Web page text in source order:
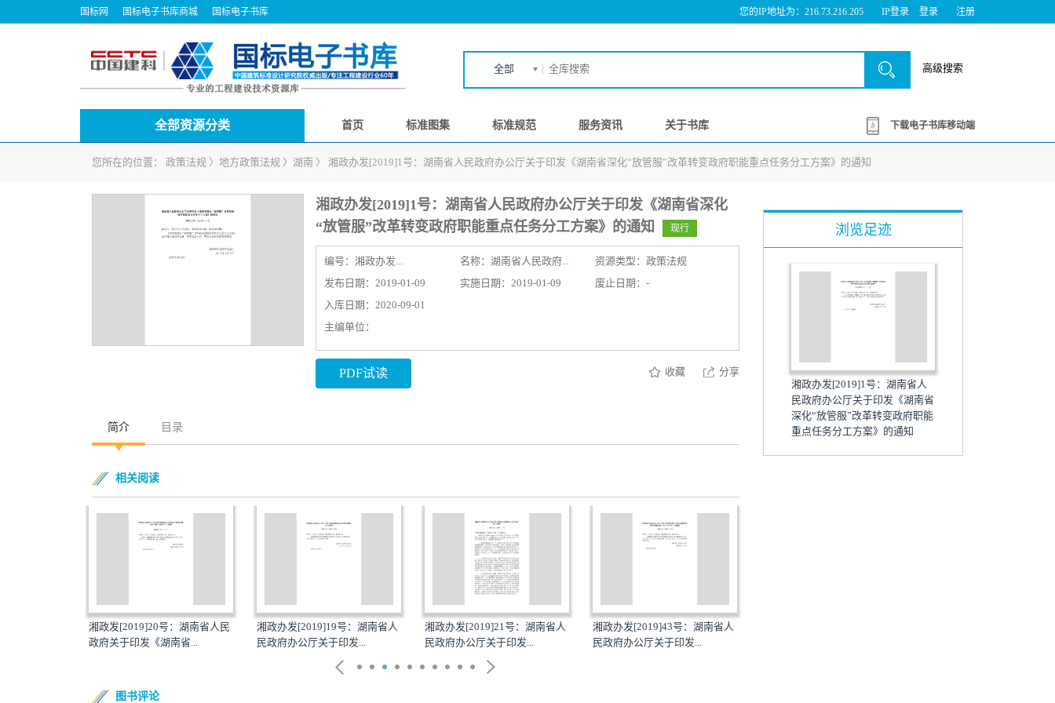
国标网 国标电子书库商城 国标电子书库 您的IP地址为：216.73.216.205 IP登录 登录 注册
全部 高级搜索
全部资源分类 首页 标准图集 标准规范 服务资讯 关于书库 下载电子书库移动端
您所在的位置： 政策法规 〉 地方政策法规 〉 湖南 〉 湘政办发[2019]1号：湖南省人民政府办公厅关于印发《湖南省深化“放管服”改革转变政府职能重点任务分工方案》的通知
湘政办发[2019]1号：湖南省人民政府办公厅关于印发《湖南省深化
“放管服”改革转变政府职能重点任务分工方案》的通知
现行
编号： 湘政办发... 名称： 湖南省人民政府...
资源类型：政策法规
发布日期：2019-01-09
实施日期：2019-01-09
废止日期：-
入库日期：2020-09-01
主编单位：
PDF试读 收藏 分享
简介 目录
相关阅读
湘政办发[2019]19号：湖南省人
民政府办公厅关于印发...
湘政办发[2019]21号：湖南省人
民政府办公厅关于印发...
湘政办发[2019]43号：湖南省人
民政府办公厅关于印发...
湘政办发[2019]45号：湖南省人
民政府办公厅关于转发...
图书评论
浏览足迹
湘政办发[2019]1号：湖南省人
民政府办公厅关于印发《湖南省
深化“放管服”改革转变政府职能
重点任务分工方案》的通知